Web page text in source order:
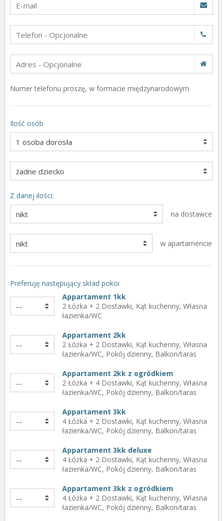
Numer telefonu proszę, w formacie międzynarodowym
Ilość osób
Z danej ilości:
na dostawce
w apartamencie
Preferuję następujący skład pokoi
Appartament 1kk
2 Łóżka + 2 Dostawki, Kąt kuchenny, Własna
łazienka/WC
Appartament 2kk
2 Łóżka + 2 Dostawki, Kąt kuchenny, Własna
łazienka/WC, Pokój dzienny, Balkon/taras
Appartament 2kk z ogródkiem
2 Łóżka + 4 Dostawki, Kąt kuchenny, Własna
łazienka/WC, Pokój dzienny, Balkon/taras
Appartament 3kk
4 Łóżka + 2 Dostawki, Kąt kuchenny, Własna
łazienka/WC, Pokój dzienny, Balkon/taras
Appartament 3kk deluxe
4 Łóżka + 2 Dostawki, Kąt kuchenny, Własna
łazienka/WC, Pokój dzienny, Balkon/taras
Appartament 3kk z ogródkiem
4 Łóżka + 2 Dostawki, Kąt kuchenny, Własna
łazienka/WC, Pokój dzienny, Balkon/taras